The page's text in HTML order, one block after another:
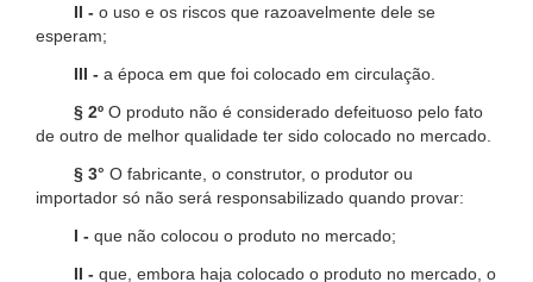
II - o uso e os riscos que razoavelmente dele se
esperam;
III - a época em que foi colocado em circulação.
§ 2º O produto não é considerado defeituoso pelo fato
de outro de melhor qualidade ter sido colocado no mercado.
§ 3° O fabricante, o construtor, o produtor ou
importador só não será responsabilizado quando provar:
I - que não colocou o produto no mercado;
II - que, embora haja colocado o produto no mercado, o